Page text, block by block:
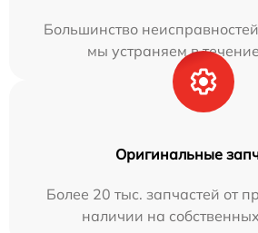
Большинство
мы устраняем в
Оригинальные
Более 20 тыс. запчастей от
наличии на